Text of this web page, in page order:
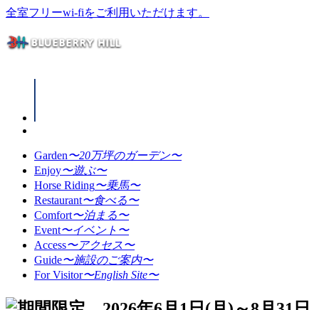
全室フリーwi-fiをご利用いただけます。
Garden〜20万坪のガーデン〜
Enjoy〜遊ぶ〜
Horse Riding〜乗馬〜
Restaurant〜食べる〜
Comfort〜泊まる〜
Event〜イベント〜
Access〜アクセス〜
Guide〜施設のご案内〜
For Visitor〜English Site〜